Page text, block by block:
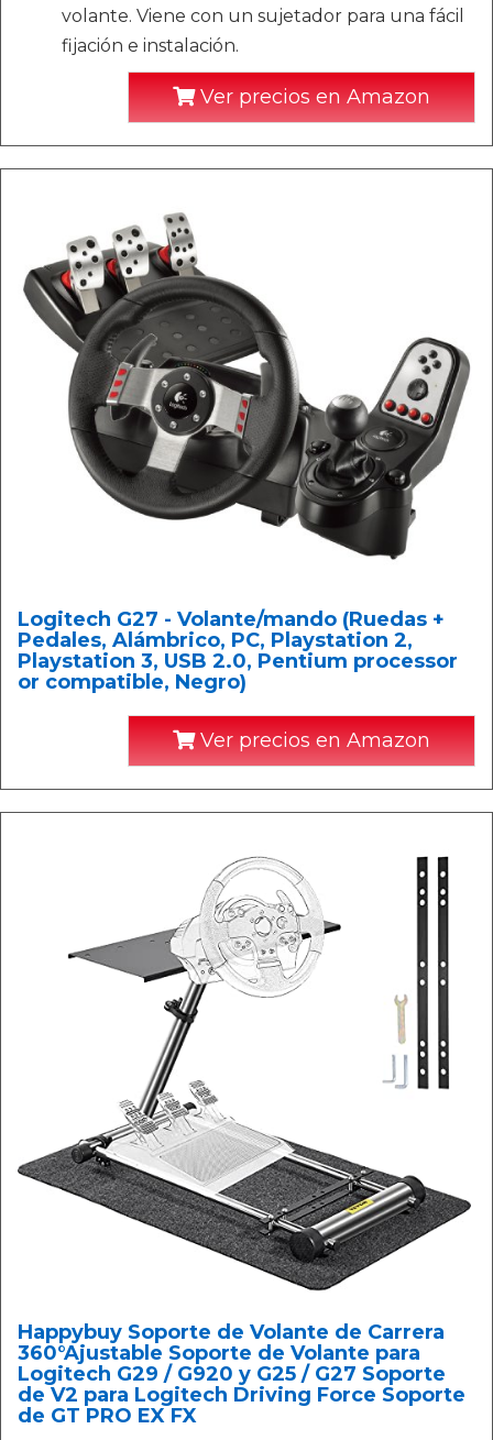
volante. Viene con un sujetador para una fácil
fijación e instalación.
Ver precios en Amazon
Logitech G27 - Volante/mando (Ruedas +
Pedales, Alámbrico, PC, Playstation 2,
Playstation 3, USB 2.0, Pentium processor
or compatible, Negro)
Ver precios en Amazon
Happybuy Soporte de Volante de Carrera
360°Ajustable Soporte de Volante para
Logitech G29 / G920 y G25 / G27 Soporte
de V2 para Logitech Driving Force Soporte
de GT PRO EX FX